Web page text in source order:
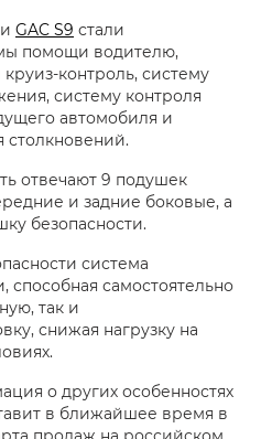
GAC S9 стали
помощи водителю,
контроль, систему
систему контроля
автомобиля и
отвечают 9 подушек
и задние боковые, а
безопасности.
система
способная самостоятельно
так и
снижая нагрузку на
о других особенностях
в ближайшее время в